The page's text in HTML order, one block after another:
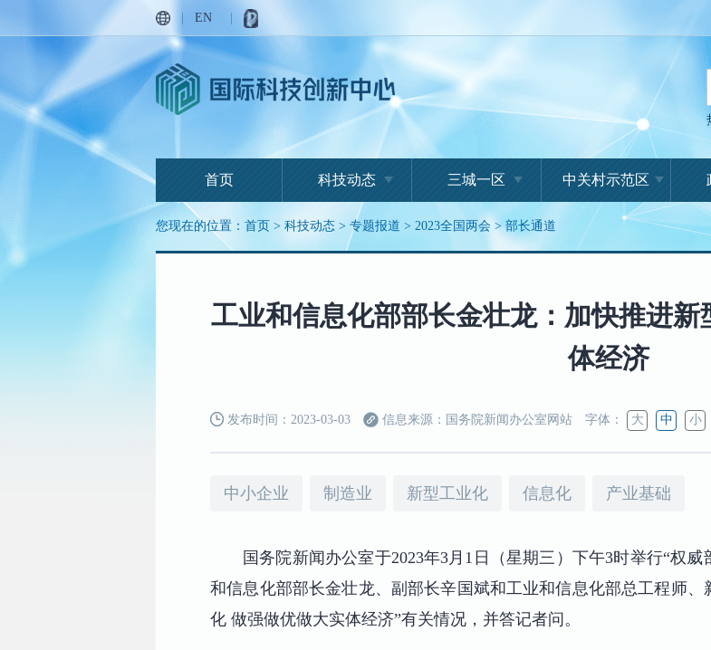
EN
首页 科技动态 三城一区 中关村示范区
您现在的位置： 首页 > 科技动态 > 专题报道 > 2023全国两会 >部长通道
工业和信息化部部长金壮龙：加快推进
体经济
发布时间：2023-03-03 信息来源：国务院新闻办公室网站 字体： 大 中 小
中小企业 制造业 新型工业化 信息化 产业基础
国务院新闻办公室于2023年3月1日（星期三）下午3时举行“权
和信息化部部长金壮龙、副部长辛国斌和工业和信息化部总工程师
化 做强做优做大实体经济”有关情况，并答记者问。